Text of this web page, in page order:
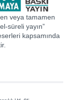
veya tamamen
süreli yayın”
kapsamında